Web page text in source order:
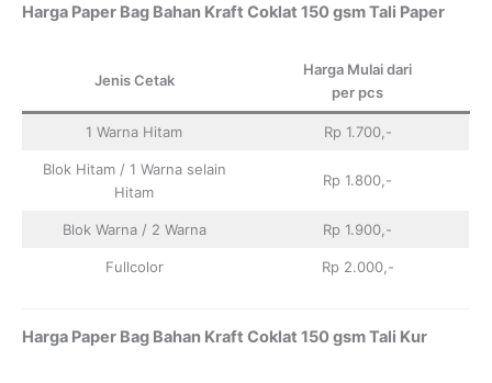
Harga Paper Bag Bahan Kraft Coklat 150 gsm Tali Paper
Jenis Cetak
Harga Mulai dari
per pcs
1 Warna Hitam Rp 1.700,-
Blok Hitam / 1 Warna selain
Hitam
Rp 1.800,-
Blok Warna / 2 Warna Rp 1.900,-
Fullcolor Rp 2.000,-
Harga Paper Bag Bahan Kraft Coklat 150 gsm Tali Kur